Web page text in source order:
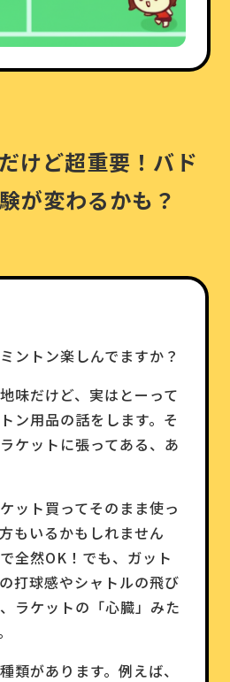
けど超重要！バド
が変わるかも？
ントン楽しんでますか？
味だけど、実はとーって
ン用品の話をします。そ
ケットに張ってある、あ
ット買ってそのまま使っ
もいるかもしれません
全然OK！でも、ガット
打球感やシャトルの飛び
ラケットの「心臓」みた
類があります。例えば、